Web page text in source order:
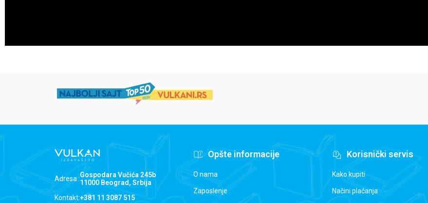
Adresa :Gospodara Vučića 245b
11000 Beograd, Srbija
Kontakt:+381 11 3087 515
Opšte informacije
O nama
Zaposlenje
Korisnički servis
Kako kupiti
Načini plaćanja